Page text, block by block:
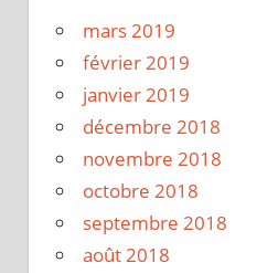
mars 2019
février 2019
janvier 2019
décembre 2018
novembre 2018
octobre 2018
septembre 2018
août 2018